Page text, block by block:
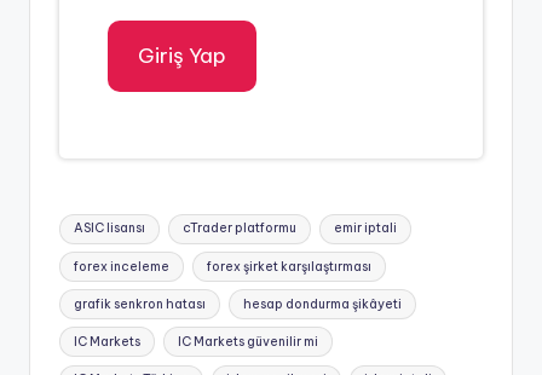
Giriş Yap
Tags:
ASIC lisansı cTrader platformu emir iptali
forex inceleme forex şirket karşılaştırması
grafik senkron hatası hesap dondurma şikâyeti
IC Markets IC Markets güvenilir mi